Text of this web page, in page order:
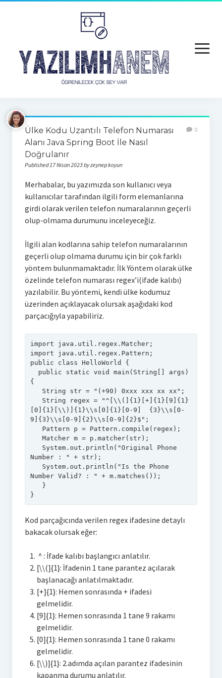
open
menu
Anasayfa
Python
Python
Java
Android
Veri Tabanı
Mysql
Sql Server
E-ticaret
Google Cloud
Yazarlar
Selahaddin Erdoğan
Betül Çil
Zeynep Koyun
Ülke Kodu Uzantılı Telefon Numarası
Alanı Java Spring Boot İle Nasıl
Doğrulanır
Published 17 Nisan 2023 by zeynep koyun
0
Merhabalar, bu yazımızda son kullanıcı veya
kullanıcılar tarafından ilgili form elemanlarına
girdi olarak verilen telefon numaralarının geçerli
olup-olmama durumunu inceleyeceğiz.
İlgili alan kodlarına sahip telefon numaralarının
geçerli olup olmama durumu için bir çok farklı
yöntem bulunmamaktadır. İlk Yöntem olarak ülke
özelinde telefon numarası regex’i(ifade kalıbı)
yazılabilir. Bu yöntemi, kendi ülke kodumuz
üzerinden açıklayacak olursak aşağıdaki kod
parçacığıyla yapabiliriz.
import
import
public
class HelloWorld
  public
static void main (String[] args)
   String
str = "(+90) 0xxx xxx xx xx"
   String
regex =
"^[\\(]{1}[+]{1}[9]{1}
[0]{1}[\\)]{1}\\s[0]{1}[0-9]  {3}\\s[0-
9]{3}\\s[0-9]{2}\\s[0-9]{2}$"
   Pattern
p =
   Matcher
m = p.matcher(str);
   System.out.println(
"Original Phone
Number : "
+ str);
   System.out.println(
"Is the Phone
Number Valid? : "
+ m.matches());
}
Kod parçağıcında verilen regex ifadesine detaylı
bakacak olursak eğer:
^ : İfade kalıbı başlangıcı anlatılır.
[\\(]{1}: İfadenin 1 tane parantez açılarak
başlanacağı anlatılmaktadır.
[+]{1}: Hemen sonrasında + ifadesi
gelmelidir.
[9]{1}: Hemen sonrasında 1 tane 9 rakamı
gelmelidir.
[0]{1}: Hemen sonrasında 1 tane 0 rakamı
gelmelidir.
[\\)]{1}: 2.adımda açılan parantez ifadesinin
kapanma durumu anlatılır.